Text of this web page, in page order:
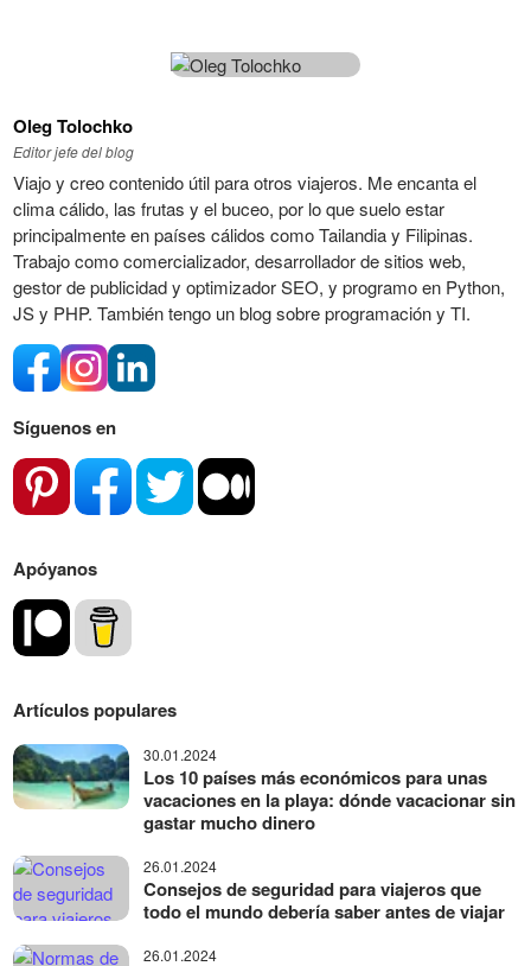
Oleg Tolochko
Editor jefe del blog
Viajo y creo contenido útil para otros viajeros. Me encanta el
clima cálido, las frutas y el buceo, por lo que suelo estar
principalmente en países cálidos como Tailandia y Filipinas.
Trabajo como comercializador, desarrollador de sitios web,
gestor de publicidad y optimizador SEO, y programo en Python,
JS y PHP. También tengo un blog sobre programación y TI.
Síguenos en
Apóyanos
Artículos populares
30.01.2024
Los 10 países más económicos para unas
vacaciones en la playa: dónde vacacionar sin
gastar mucho dinero
26.01.2024
Consejos de seguridad para viajeros que
todo el mundo debería saber antes de viajar
26.01.2024